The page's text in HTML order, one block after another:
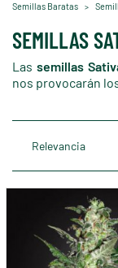
Semillas Baratas
SEMILLAS
Lassemillas
nos provocarán